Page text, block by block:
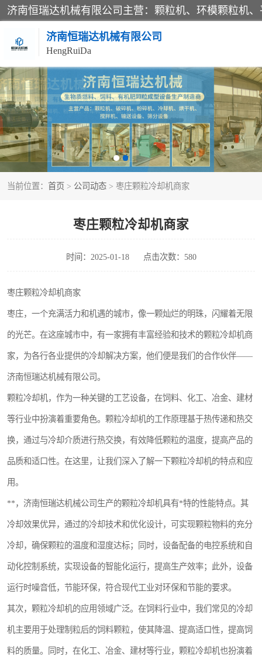
济南恒瑞达机械有限公司
HengRuiDa
当前位置： 首页 > 公司动态 > 枣庄颗粒冷却机商家
枣庄颗粒冷却机商家
时间：2025-01-18 点击次数：580
枣庄颗粒冷却机商家
枣庄，一个充满活力和机遇的城市，像一颗灿烂的明珠，闪耀着无限
的光芒。在这座城市中，有一家拥有丰富经验和技术的颗粒冷却机商
家，为各行各业提供的冷却解决方案，他们便是我们的合作伙伴——
济南恒瑞达机械有限公司。
颗粒冷却机，作为一种关键的工艺设备，在饲料、化工、冶金、建材
等行业中扮演着重要角色。颗粒冷却机的工作原理基于热传递和热交
换，通过与冷却介质进行热交换，有效降低颗粒的温度，提高产品的
品质和适口性。在这里，让我们深入了解一下颗粒冷却机的特点和应
用。
**，济南恒瑞达机械公司生产的颗粒冷却机具有*特的性能特点。其
冷却效果优异，通过的冷却技术和优化设计，可实现颗粒物料的充分
冷却，确保颗粒的温度和湿度达标；同时，设备配备的电控系统和自
动化控制系统，实现设备的智能化运行，提高生产效率；此外，设备
运行时噪音低，节能环保，符合现代工业对环保和节能的要求。
其次，颗粒冷却机的应用领域广泛。在饲料行业中，我们常见的冷却
机主要用于处理制粒后的饲料颗粒，使其降温、提高适口性，提高饲
料的质量。同时，在化工、冶金、建材等行业，颗粒冷却机也扮演着
颗粒机
平模颗粒机
秸秆颗粒机
燃料颗粒机
滚筒筛
锯末滚筒筛